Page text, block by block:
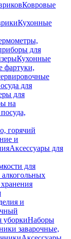
Ковровые
Кухонные
для
Кухонные
фартуки,
для
для
на
горячий
и
Аксессуары для
для
и
уборкиНаборы
заварочные,